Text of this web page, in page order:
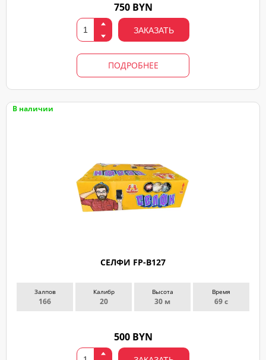
750 BYN
ЗАКАЗАТЬ
ПОДРОБНЕЕ
В наличии
СЕЛФИ FP-B127
Залпов
166
Калибр
20
Высота
30 м
Время
69 с
500 BYN
Оставьте